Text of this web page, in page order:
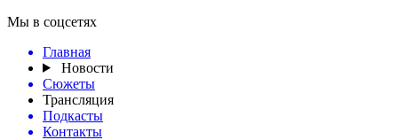
Мы в соцсетях
Главная
Новости
Сюжеты
Трансляция
Подкасты
Контакты